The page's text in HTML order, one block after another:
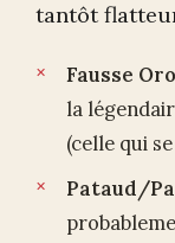
tantôt
Fausse
la
(celle qui
Pataud/